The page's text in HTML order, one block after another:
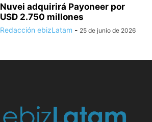
Nuvei adquirirá Payoneer por
USD 2.750 millones
Redacción ebizLatam - 25 de junio de 2026